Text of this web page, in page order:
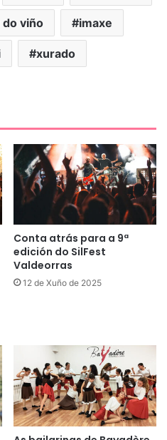
do viño imaxe
xurado
Conta atrás para a 9ª
edición do SilFest
Valdeorras
12 de Xuño de 2025